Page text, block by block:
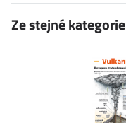
Ze stejné kategorie